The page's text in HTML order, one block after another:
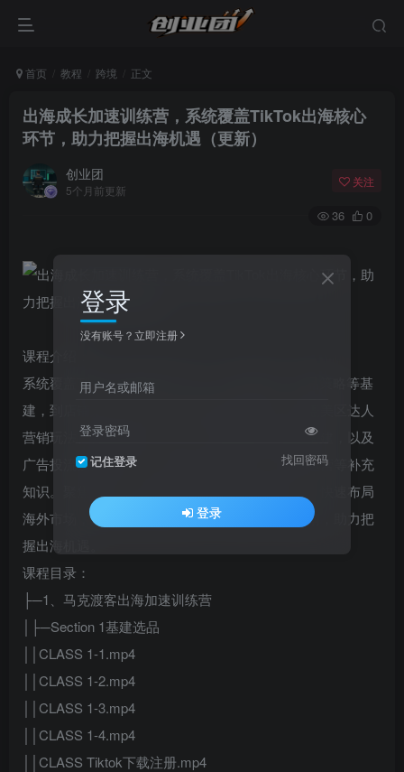
首页 教程 跨境 正文
出海成长加速训练营，系统覆盖TikTok出海核心
环节，助力把握出海机遇（更新）
创业团
5个月前更新
关注
36 0
课程介绍：
系统覆盖TikTok出海核心环节。从平台概述、选品策略等基
建，到店铺入驻、优化、结算的运营全流程；涵盖美区达人
营销玩法、视频带货用户开发、直播推流与场景搭建，以及
广告投流预算与优化。更有亚马逊选品、独立站运营等补充
知识。聚焦实战，助你掌握平台规则与操作技巧，快速布局
海外市场，是跨境电商创业者与从业者的干货指南，助力把
握出海机遇。
课程目录：
├─1、马克渡客出海加速训练营
│├─Section 1基建选品
││CLASS 1-1.mp4
││CLASS 1-2.mp4
││CLASS 1-3.mp4
││CLASS 1-4.mp4
││CLASS Tiktok下载注册.mp4
登录
没有账号？立即注册
用户名或邮箱
登录密码
记住登录 找回密码
登录